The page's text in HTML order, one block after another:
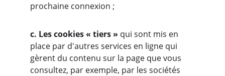
prochaine connexion ;
c. Les cookies « tiers » qui sont mis en
place par d'autres services en ligne qui
gèrent du contenu sur la page que vous
consultez, par exemple, par les sociétés